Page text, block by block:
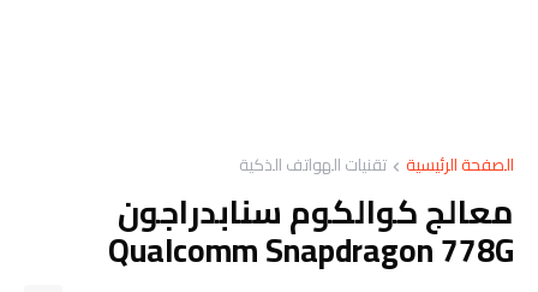
الصفحة الرئيسية تقنيات الهواتف الذكية
معالج كوالكوم سنابدراجون
Qualcomm Snapdragon 778G